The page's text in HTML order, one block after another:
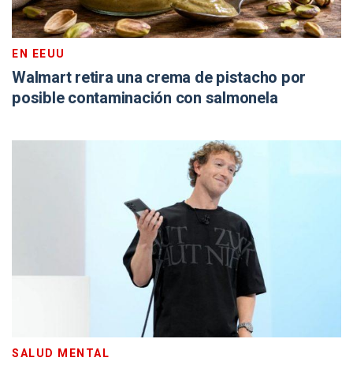
EN EEUU
Walmart retira una crema de pistacho por
posible contaminación con salmonela
SALUD MENTAL